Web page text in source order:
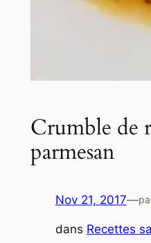
Crumble de
parmesan
Nov 21, 2017—
dans Recettes